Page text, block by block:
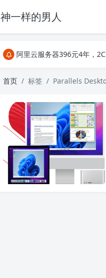
神一样的男人
阿里云服务器396元4年，
关注Telegram频道有新消息
阿里云服务器396元4年，
首页 标签 Parallels